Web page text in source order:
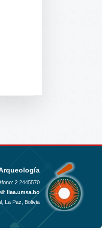
2 2445570
iiaa.umsa.bo
La Paz, Bolivia